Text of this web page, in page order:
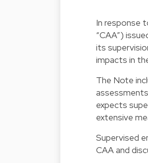
In response
“CAA”)
its
impacts in
The Note
expects
extensive
Supervised
CAA and